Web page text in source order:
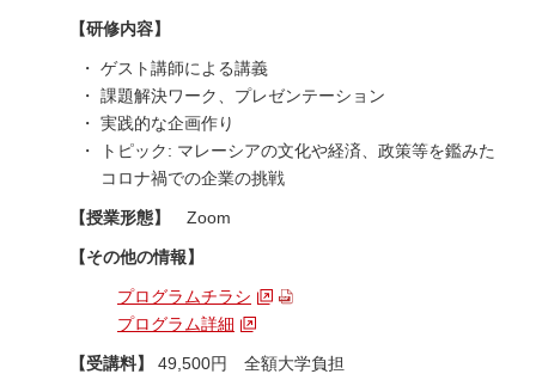
【研修内容】
・ ゲスト講師による講義
・ 課題解決ワーク、プレゼンテーション
・ 実践的な企画作り
・ トピック: マレーシアの文化や経済、政策等を鑑みた
コロナ禍での企業の挑戦
【授業形態】 Zoom
【その他の情報】
プログラムチラシ
プログラム詳細
【受講料】 49,500円 全額大学負担